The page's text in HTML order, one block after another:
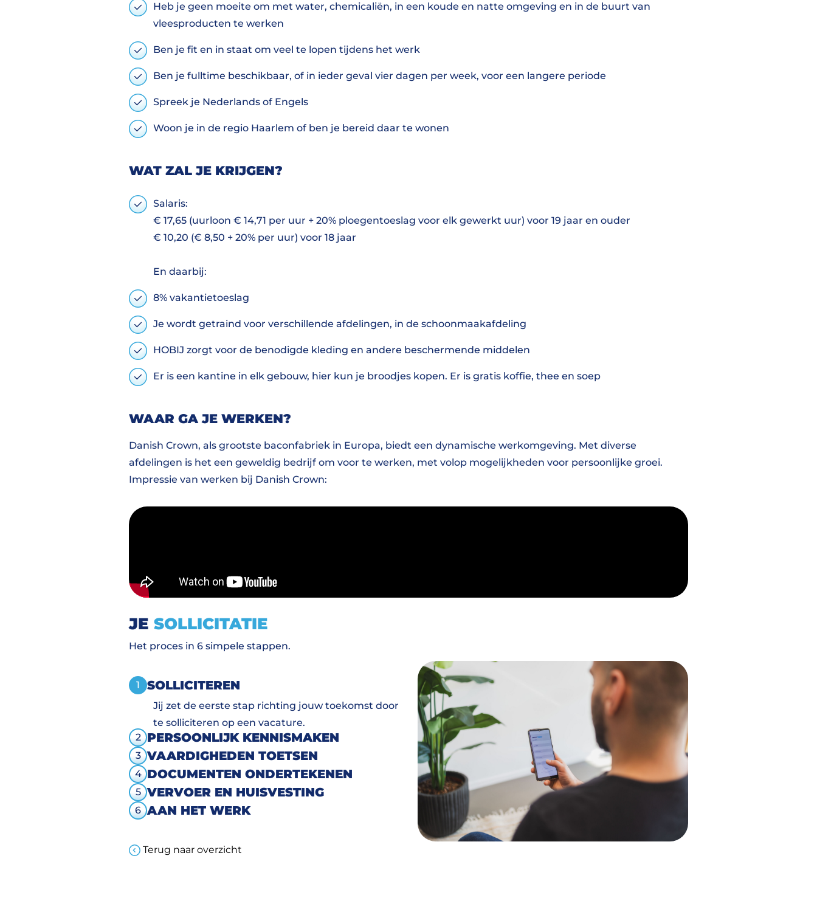
Heb je geen moeite om met water, chemicaliën, in een koude en natte omgeving en in de buurt van
vleesproducten te werken
Ben je fit en in staat om veel te lopen tijdens het werk
Ben je fulltime beschikbaar, of in ieder geval vier dagen per week, voor een langere periode
Spreek je Nederlands of Engels
Woon je in de regio Haarlem of ben je bereid daar te wonen
WAT ZAL JE KRIJGEN?
Salaris:
€ 17,65 (uurloon € 14,71 per uur + 20% ploegentoeslag voor elk gewerkt uur) voor 19 jaar en ouder
€ 10,20 (€ 8,50 + 20% per uur) voor 18 jaar
En daarbij:
8% vakantietoeslag
Je wordt getraind voor verschillende afdelingen, in de schoonmaakafdeling
HOBIJ zorgt voor de benodigde kleding en andere beschermende middelen
Er is een kantine in elk gebouw, hier kun je broodjes kopen. Er is gratis koffie, thee en soep
WAAR GA JE WERKEN?
Danish Crown, als grootste baconfabriek in Europa, biedt een dynamische werkomgeving. Met diverse
afdelingen is het een geweldig bedrijf om voor te werken, met volop mogelijkheden voor persoonlijke groei.
Impressie van werken bij Danish Crown:
JE SOLLICITATIE
Het proces in 6 simpele stappen.
1 SOLLICITEREN
Jij zet de eerste stap richting jouw toekomst door
te solliciteren op een vacature.
2
PERSOONLIJK KENNISMAKEN
3 VAARDIGHEDEN TOETSEN
4 DOCUMENTEN ONDERTEKENEN
5 VERVOER EN HUISVESTING
6 AAN HET WERK
Terug naar overzicht